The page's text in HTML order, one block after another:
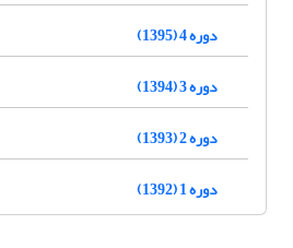
دوره 4 (1395)
دوره 3 (1394)
دوره 2 (1393)
دوره 1 (1392)